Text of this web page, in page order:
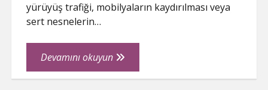
TWITTER GIZLI İÇERIK GÖRME
yürüyüş trafiği, mobilyaların kaydırılması veya
sert nesnelerin…
Devamını okuyunMasif
Parke